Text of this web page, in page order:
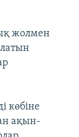
жолмен
көбіне
ақын-